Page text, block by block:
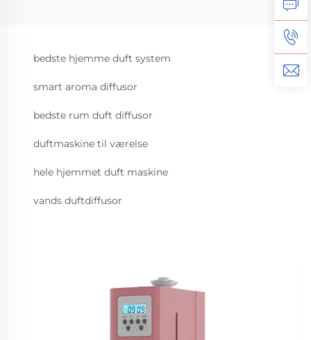
bedste hjemme duft system
smart aroma diffusor
bedste rum duft diffusor
duftmaskine til værelse
hele hjemmet duft maskine
vands duftdiffusor